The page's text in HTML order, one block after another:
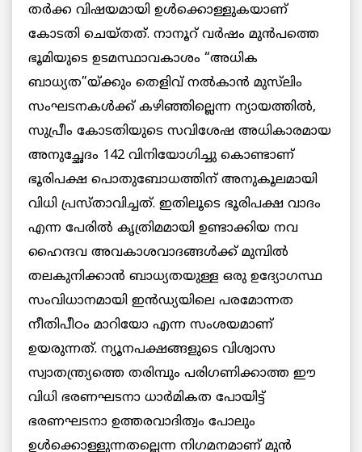
തർക്ക വിഷയമായി ഉൾക്കൊള്ളുകയാണ്
കോടതി ചെയ്തത്. നാനൂറ് വർഷം മുൻപത്തെ
ഭൂമിയുടെ ഉടമസ്ഥാവകാശം “അധിക
ബാധ്യത”യ്ക്കും തെളിവ് നൽകാൻ മുസ്‌ലിം
സംഘടനകൾക്ക് കഴിഞ്ഞില്ലെന്ന ന്യായത്തിൽ,
സുപ്രീം കോടതിയുടെ സവിശേഷ അധികാരമായ
അനുച്ഛേദം 142 വിനിയോഗിച്ചു കൊണ്ടാണ്
ഭൂരിപക്ഷ പൊതുബോധത്തിന് അനുകൂലമായി
വിധി പ്രസ്താവിച്ചത്. ഇതിലൂടെ ഭൂരിപക്ഷ വാദം
എന്ന പേരിൽ കൃത്രിമമായി ഉണ്ടാക്കിയ നവ
ഹൈന്ദവ അവകാശവാദങ്ങൾക്ക് മുമ്പിൽ
തലകുനിക്കാൻ ബാധ്യതയുള്ള ഒരു ഉദ്യോഗസ്ഥ
സംവിധാനമായി ഇൻഡ്യയിലെ പരമോന്നത
നീതിപീഠം മാറിയോ എന്ന സംശയമാണ്
ഉയരുന്നത്. ന്യൂനപക്ഷങ്ങളുടെ വിശ്വാസ
സ്വാതന്ത്ര്യത്തെ തരിമ്പും പരിഗണിക്കാത്ത ഈ
വിധി ഭരണഘടനാ ധാർമികത പോയിട്ട്
ഭരണഘടനാ ഉത്തരവാദിത്വം പോലും
ഉൾക്കൊള്ളുന്നതല്ലെന്ന നിഗമനമാണ് മുൻ